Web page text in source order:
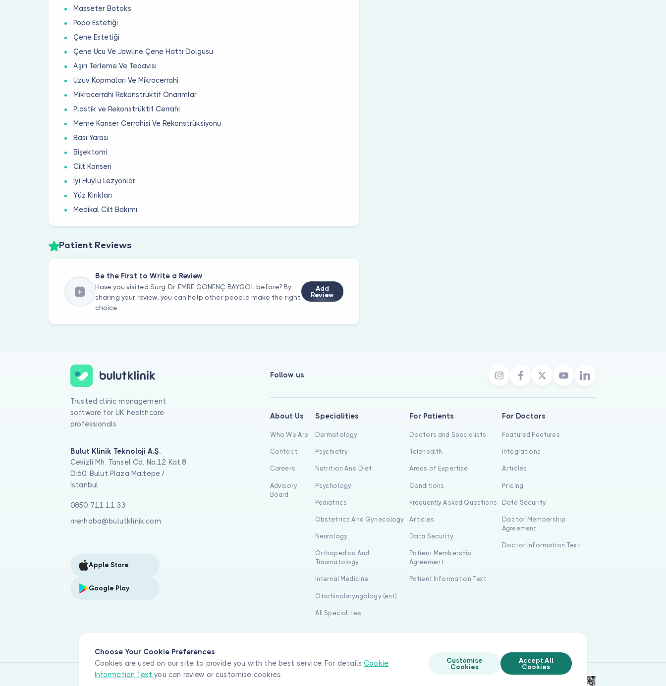
Masseter Botoks
Popo Estetiği
Çene Estetiği
Çene Ucu Ve Jawline Çene Hattı Dolgusu
Aşırı Terleme Ve Tedavisi
Uzuv Kopmaları Ve Mikrocerrahi
Mikrocerrahi Rekonstrüktif Onarımlar
Plastik ve Rekonstrüktif Cerrahi
Meme Kanser Cerrahisi Ve Rekonstrüksiyonu
Bası Yarası
Bişektomi
Cilt Kanseri
İyi Huylu Lezyonlar
Yüz Kırıkları
Medikal Cilt Bakımı
Patient Reviews
Be the First to Write a Review
Have you visited Surg. Dr. EMRE GÖNENÇ BAYGÖL before? By
sharing your review, you can help other people make the right
choice.
Add
Review
Choose Your Cookie Preferences
Cookies are used on our site to provide you with the best service. For detailsCookie
Information Textyou can review or customise cookies.
Customise
Cookies
Accept All
Cookies
Trusted clinic management
software for UK healthcare
professionals
Bulut Klinik Teknoloji A.Ş.
Cevizli Mh. Tansel Cd. No:12 Kat:8
D:60, Bulut Plaza Maltepe /
İstanbul
0850 711 11 33
merhaba@bulutklinik.com
Apple Store
Google Play
Follow us
About Us
Who We Are
Contact
Careers
Advisory
Board
Specialities
Dermatology
Psychiatry
Nutrition And Diet
Psychology
Pediatrics
Obstetrics And Gynecology
Neurology
Orthopedics And
Traumatology
Internal Medicine
Otorhinolaryngology (ent)
All Specialities
For Patients
Doctors and Specialists
Telehealth
Areas of Expertise
Conditions
Frequently Asked Questions
Articles
Data Security
Patient Membership
Agreement
Patient Information Text
For Doctors
Featured Features
Integrations
Articles
Pricing
Data Security
Doctor Membership
Agreement
Doctor Information Text